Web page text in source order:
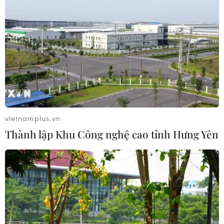
Xem thêm
CƠ QUAN CHỦ QUẢN: THÔNG TẤN XÃ VIỆT NAM
Tổng Biên tập: TRẦN TIẾN DUẨN
Phó Tổng Biên tập: NGUYỄN THỊ TÁM, KHÚC THANH
THỦY
Sở hữu trí tuệ
Quy định sử dụng
RSS
Hỗ trợ
vietnamplus.vn
Thành lập Khu Công nghệ cao tỉnh Hưng Yên